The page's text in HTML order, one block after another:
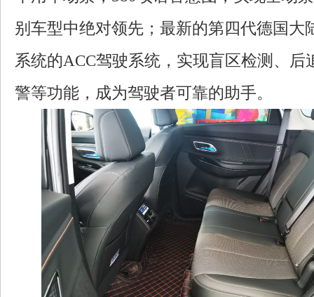
别车型中绝对领先；最新的第四代德国大
系统的ACC驾驶系统，实现盲区检测、后
警等功能，成为驾驶者可靠的助手。